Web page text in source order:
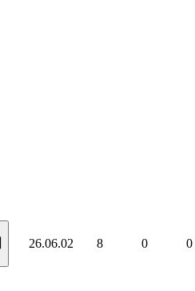
26.06.02 8 0 0